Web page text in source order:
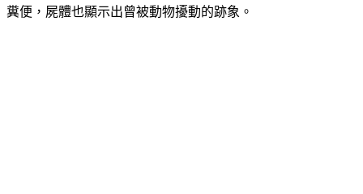
糞便，屍體也顯示出曾被動物擾動的跡象。